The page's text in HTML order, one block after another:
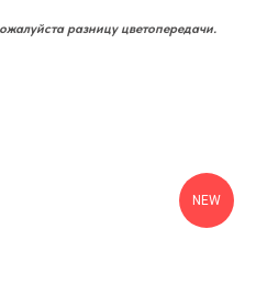
разницу цветопередачи.
NEW